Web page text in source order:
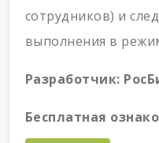
сотрудников) и
выполнения в
Разработчик:
Бесплатная